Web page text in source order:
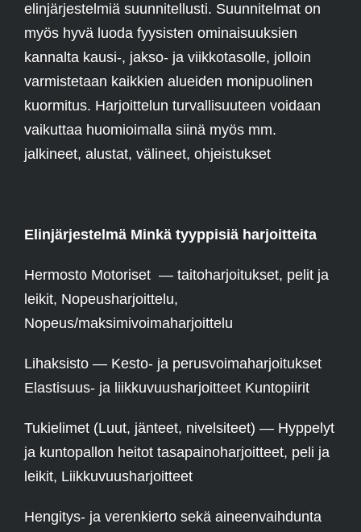
elinjärjestelmiä suunnitellusti. Suunnitelmat on
myös hyvä luoda fyysisten ominaisuuksien
kannalta kausi-, jakso- ja viikkotasolle, jolloin
varmistetaan kaikkien alueiden monipuolinen
kuormitus. Harjoittelun turvallisuuteen voidaan
vaikuttaa huomioimalla siinä myös mm.
jalkineet, alustat, välineet, ohjeistukset
Elinjärjestelmä Minkä tyyppisiä harjoitteita
Hermosto Motoriset — taitoharjoitukset, pelit ja
leikit, Nopeusharjoittelu,
Nopeus/maksimivoimaharjoittelu
Lihaksisto — Kesto- ja perusvoimaharjoitukset
Elastisuus- ja liikkuvuusharjoitteet Kuntopiirit
Tukielimet (Luut, jänteet, nivelsiteet) — Hyppelyt
ja kuntopallon heitot tasapainoharjoitteet, peli ja
leikit, Liikkuvuusharjoitteet
Hengitys- ja verenkierto sekä aineenvaihdunta